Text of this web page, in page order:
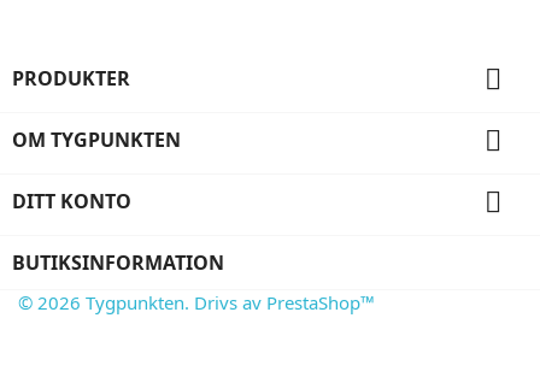
PRODUKTER 
OM TYGPUNKTEN 
DITT KONTO 
BUTIKSINFORMATION
© 2026 Tygpunkten. Drivs av PrestaShop™